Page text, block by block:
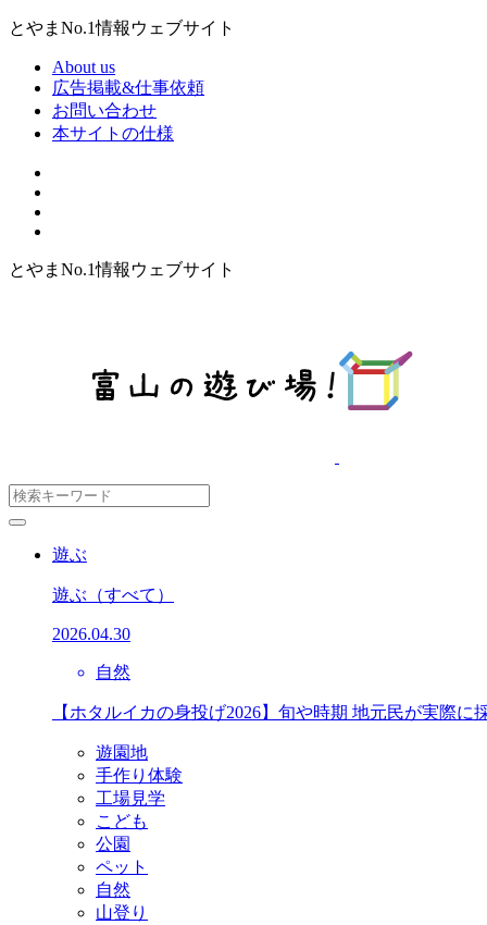
とやまNo.1情報ウェブサイト
About us
広告掲載&仕事依頼
お問い合わせ
本サイトの仕様
とやまNo.1情報ウェブサイト
遊ぶ
遊ぶ （すべて）
2026.04.30
自然
【ホタルイカの身投げ2026】旬や時期 地元民が実際に
遊園地
手作り体験
工場見学
こども
公園
ペット
自然
山登り